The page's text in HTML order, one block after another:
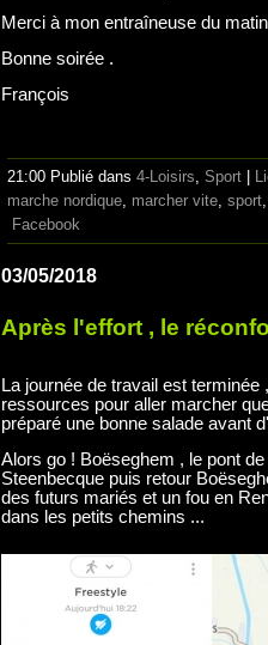
Merci à mon entraîneuse du
Bonne soirée .
François
21:00 Publié dans 4-Loisirs, Sport
marche nordique, marcher vite, sport
Facebook
03/05/2018
Après l'effort , le
La journée de travail est
ressources pour aller marcher
préparé une bonne salade avant
Alors go ! Boëseghem , le pont
Steenbecque puis retour
des futurs mariés et un fou en
dans les petits chemins ...